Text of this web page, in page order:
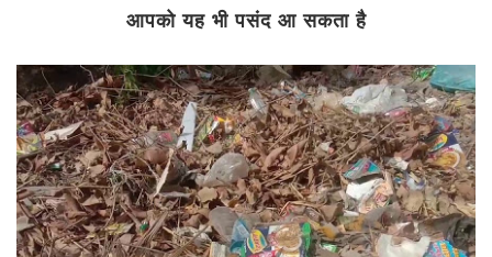
आपको यह भी पसंद आ सकता है